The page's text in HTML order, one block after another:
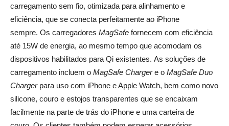
carregamento sem fio, otimizada para alinhamento e
eficiência, que se conecta perfeitamente ao iPhone
sempre. Os carregadores MagSafe fornecem com eficiência
até 15W de energia, ao mesmo tempo que acomodam os
dispositivos habilitados para Qi existentes. As soluções de
carregamento incluem o MagSafe Chargere o MagSafe Duo
Chargerpara uso com iPhone e Apple Watch, bem como novo
silicone, couro e estojos transparentes que se encaixam
facilmente na parte de trás do iPhone e uma carteira de